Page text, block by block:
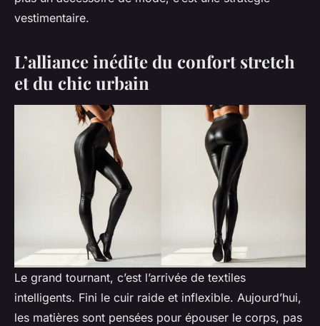
vestimentaire.
L’alliance inédite du confort stretch
et du chic urbain
Le grand tournant, c’est l’arrivée de textiles
intelligents. Fini le cuir raide et inflexible. Aujourd’hui,
les matières sont pensées pour épouser le corps, pas